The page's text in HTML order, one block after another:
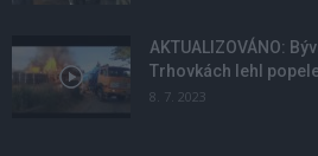
AKTUALIZOVÁNO:
Trhovkách lehl
8. 7. 2023